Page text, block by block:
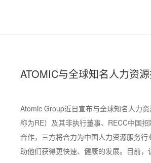
ATOMIC与全球知名人力资
Atomic Group近日宣布与全球知名人力
称为RE）及其非执行董事、RECC中国
合作，三方将合力为中国人力资源服务
助他们获得更快速、健康的发展。目前